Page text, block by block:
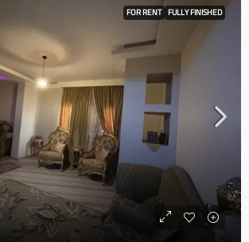
FOR RENT FULLY FINISHED